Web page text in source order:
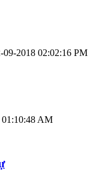
09-2018 02:02:16 PM
01:10:48 AM